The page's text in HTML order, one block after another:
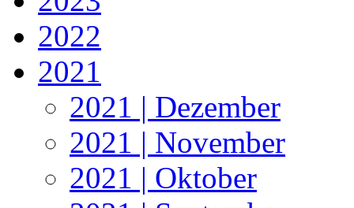
2022
2021
2021 | Dezember
2021 | November
2021 | Oktober